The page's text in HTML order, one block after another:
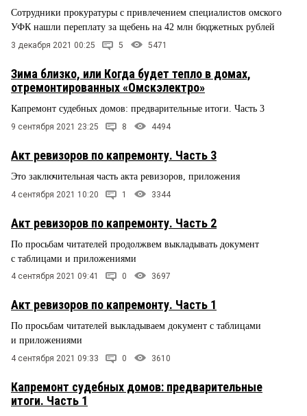
Сотрудники прокуратуры с привлечением специалистов омского
УФК нашли переплату за щебень на 42 млн бюджетных рублей
3 декабря 2021 00:25 5 5471
Зима близко, или Когда будет тепло в домах,
отремонтированных «Омскэлектро»
Капремонт судебных домов: предварительные итоги. Часть 3
9 сентября 2021 23:25 8 4494
Акт ревизоров по капремонту. Часть 3
Это заключительная часть акта ревизоров, приложения
4 сентября 2021 10:20 1 3344
Акт ревизоров по капремонту. Часть 2
По просьбам читателей продолжвем выкладывать документ
с таблицами и приложениями
4 сентября 2021 09:41 0 3697
Акт ревизоров по капремонту. Часть 1
По просьбам читателей выкладываем документ с таблицами
и приложениями
4 сентября 2021 09:33 0 3610
Капремонт судебных домов: предварительные
итоги. Часть 1